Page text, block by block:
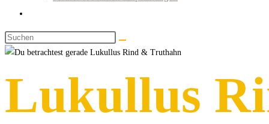
umschalten
Diese
Website
Lukullus